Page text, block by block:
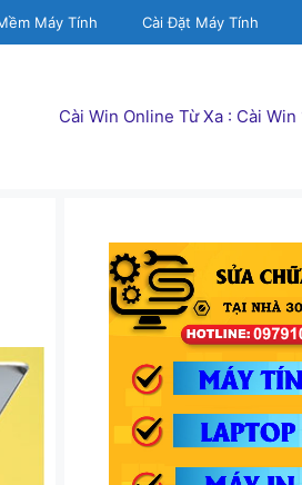
Máy Tính Cài Đặt Máy Tính
Cài Win Online Từ Xa : Cài Win